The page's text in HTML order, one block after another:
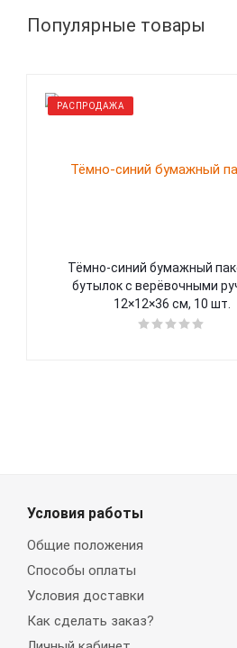
Популярные товары
РАСПРОДАЖА
Тёмно-синий бумажный
бутылок с верёвочными
12×12×36 см, 10 шт.
Условия работы
Общие положения
Способы оплаты
Условия доставки
Как сделать заказ?